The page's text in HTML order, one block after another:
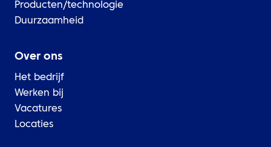
Producten/technologie
Duurzaamheid
Over ons
Het bedrijf
Werken bij
Vacatures
Locaties